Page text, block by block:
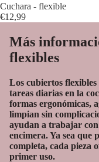
Cuchara - flexible
€12,99
Más
flexibles
Los cubiertos flexibles
tareas diarias en la
formas ergonómicas,
limpian sin
ayudan a trabajar con
encimera. Ya sea que
completa, cada pieza
primer uso.